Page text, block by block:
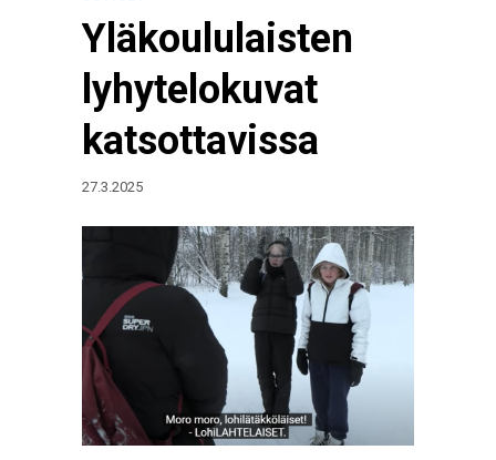
Yläkoululaisten
lyhytelokuvat
katsottavissa
27.3.2025